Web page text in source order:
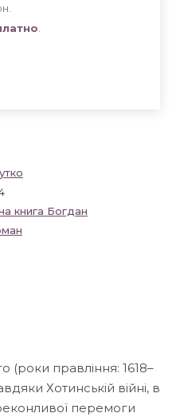
книга Богдан
(роки правління: 1618–
Хотинській війні, в
перемоги